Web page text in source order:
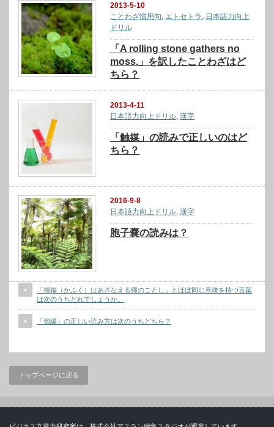
2013-5-10
ことわざ慣用句 エトセトラ
日本語力向上
ドリル
「A rolling stone gathers no
moss.」を訳したことわざはど
ちら？
2013-4-11
日本語力向上ドリル ,漢字
「触媒」の読みで正しいのはど
ちら？
2016-9-8
日本語力向上ドリル,漢字
胞子嚢の読みは？
「禍福（かふく）はあざなえる縄のごとし」とほぼ同じ意味を持つ言葉
は次のうちどれでしょうか。
「弛緩」の正しい読み方は次のうちどちら？
トップページに戻る